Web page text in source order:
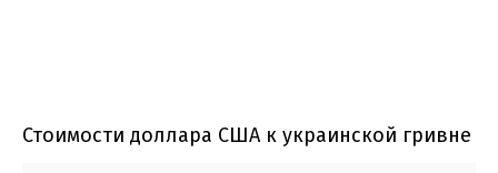
Стоимости доллара США к украинской гривне